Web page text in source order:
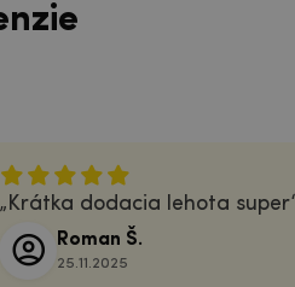
Krátka dodacia lehota super
Roman Š.
25.11.2025